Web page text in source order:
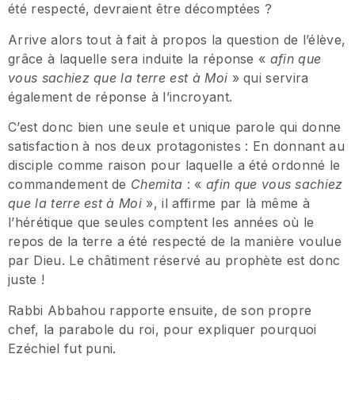
été respecté, devraient être décomptées ?
Arrive alors tout à fait à propos la question de l’élève,
grâce à laquelle sera induite la réponse « afin que
vous sachiez que la terre est à Moi » qui servira
également de réponse à l’incroyant.
C’est donc bien une seule et unique parole qui donne
satisfaction à nos deux protagonistes : En donnant au
disciple comme raison pour laquelle a été ordonné le
commandement de Chemita : « afin que vous sachiez
que la terre est à Moi », il affirme par là même à
l’hérétique que seules comptent les années où le
repos de la terre a été respecté de la manière voulue
par Dieu. Le châtiment réservé au prophète est donc
juste !
Rabbi Abbahou rapporte ensuite, de son propre
chef, la parabole du roi, pour expliquer pourquoi
Ezéchiel fut puni.